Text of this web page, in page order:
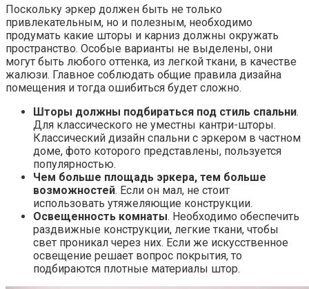
Поскольку эркер должен быть не только
привлекательным, но и полезным, необходимо
продумать какие шторы и карниз должны окружать
пространство. Особые варианты не выделены, они
могут быть любого оттенка, из легкой ткани, в качестве
жалюзи. Главное соблюдать общие правила дизайна
помещения и тогда ошибиться будет сложно.
Шторы должны подбираться под стиль спальни.
Для классического не уместны кантри-шторы.
Классический дизайн спальни с эркером в частном
доме, фото которого представлены, пользуется
популярностью.
Чем больше площадь эркера, тем больше
возможностей. Если он мал, не стоит
использовать утяжеляющие конструкции.
Освещенность комнаты. Необходимо обеспечить
раздвижные конструкции, легкие ткани, чтобы
свет проникал через них. Если же искусственное
освещение решает вопрос покрытия, то
подбираются плотные материалы штор.